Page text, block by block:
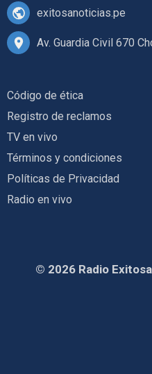
exitosanoticias.pe
Av. Guardia Civil 670
Código de ética
Registro de reclamos
TV en vivo
Términos y condiciones
Políticas de Privacidad
Radio en vivo
© 2026 Radio